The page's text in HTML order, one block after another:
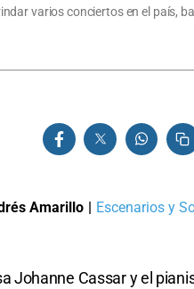
varios conciertos en el país,
Amarillo | Escenarios y
Johanne Cassar y el